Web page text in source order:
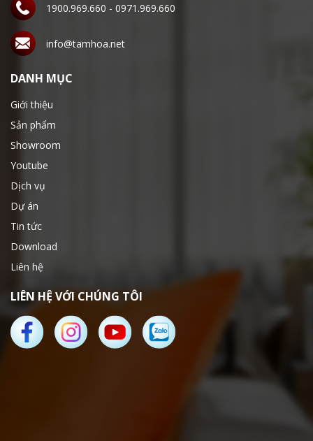
1900.969.660 - 0971.969.660
info@tamhoa.net
DANH MỤC
Giới thiệu
Sản phẩm
Showroom
Youtube
Dịch vụ
Dự án
Tin tức
Download
Liên hệ
LIÊN HỆ VỚI CHÚNG TÔI